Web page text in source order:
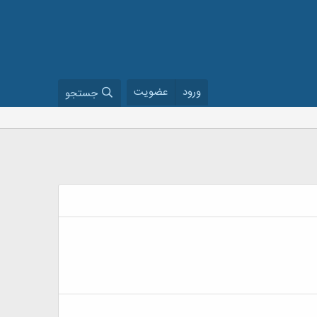
ورود عضویت جستجو